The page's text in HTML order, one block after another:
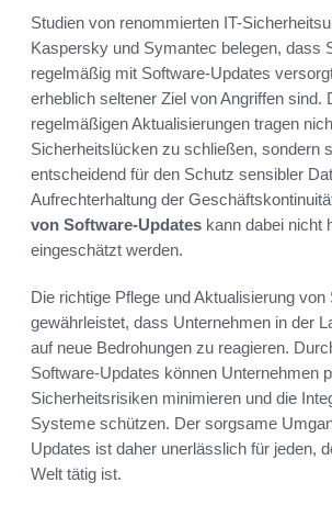
Studien von renommierten IT-
Kaspersky und Symantec belegen, dass
regelmäßig mit Software-Updates
erheblich seltener Ziel von Angriffen sind.
regelmäßigen Aktualisierungen tragen
Sicherheitslücken zu schließen, sondern
entscheidend für den Schutz sensibler
Aufrechterhaltung der
von Software-Updates kann dabei nicht
eingeschätzt werden.
Die richtige Pflege und Aktualisierung von
gewährleistet, dass Unternehmen in der
auf neue Bedrohungen zu reagieren.
Software-Updates können Unternehmen
Sicherheitsrisiken minimieren und die
Systeme schützen. Der sorgsame
Updates ist daher unerlässlich für jeden,
Welt tätig ist.